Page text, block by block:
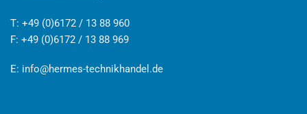
T: +49 (0)6172 / 13 88 960
F: +49 (0)6172 / 13 88 969
E: info@hermes-technikhandel.de